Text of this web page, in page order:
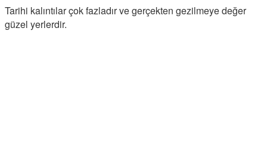
Tarihi kalıntılar çok fazladır ve gerçekten gezilmeye değer
güzel yerlerdir.